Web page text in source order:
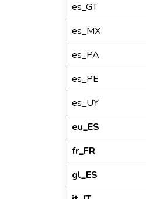
es_GT
es_MX
es_PA
es_PE
es_UY
eu_ES
fr_FR
gl_ES